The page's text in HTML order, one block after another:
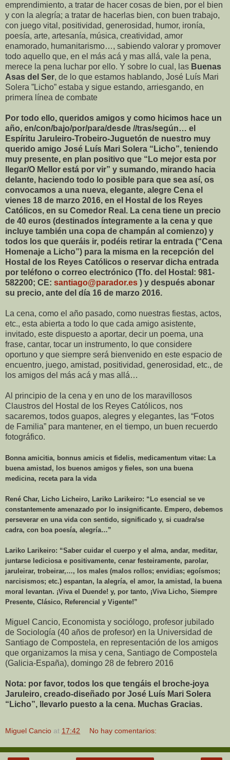
emprendimiento, a tratar de hacer cosas de bien, por el bien
y con la alegría; a tratar de hacerlas bien, con buen trabajo,
con juego vital, positividad, generosidad, humor, ironía,
poesía, arte, artesanía, música, creatividad, amor
enamorado, humanitarismo…, sabiendo valorar y promover
todo aquello que, en el más acá y mas allá, vale la pena,
merece la pena luchar por ello. Y sobre lo cual, las Buenas
Asas del Ser, de lo que estamos hablando, José Luís Mari
Solera ”Licho” estaba y sigue estando, arriesgando, en
primera línea de combate
Por todo ello, queridos amigos y como hicimos hace un
año, en/con/bajo/por/para/desde //tras/según… el
Espíritu Jaruleiro-Trobeiro-Juguetón de nuestro muy
querido amigo José Luís Mari Solera “Licho”, teniendo
muy presente, en plan positivo que “Lo mejor esta por
llegar/O Mellor está por vir” y sumando, mirando hacia
delante, haciendo todo lo posible para que sea así, os
convocamos a una nueva, elegante, alegre Cena el
vienes 18 de marzo 2016, en el Hostal de los Reyes
Católicos, en su Comedor Real. La cena tiene un precio
de 40 euros (destinados íntegramente a la cena y que
incluye también una copa de champán al comienzo) y
todos los que queráis ir, podéis retirar la entrada (“Cena
Homenaje a Licho”) para la misma en la recepción del
Hostal de los Reyes Católicos o reservar dicha entrada
por teléfono o correo electrónico (Tfo. del Hostal: 981-
582200; CE: santiago@parador.es ) y después abonar
su precio, ante del día 16 de marzo 2016.
La cena, como el año pasado, como nuestras fiestas, actos,
etc., esta abierta a todo lo que cada amigo asistente,
invitado, este dispuesto a aportar, decir un poema, una
frase, cantar, tocar un instrumento, lo que considere
oportuno y que siempre será bienvenido en este espacio de
encuentro, juego, amistad, positividad, generosidad, etc., de
los amigos del más acá y mas allá…
Al principio de la cena y en uno de los maravillosos
Claustros del Hostal de los Reyes Católicos, nos
sacaremos, todos guapos, alegres y elegantes, las “Fotos
de Familia” para mantener, en el tiempo, un buen recuerdo
fotográfico.
Bonna amicitia, bonnus amicis et fidelis, medicamentum vitae: La
buena amistad, los buenos amigos y fieles, son una buena
medicina, receta para la vida
René Char, Licho Licheiro, Lariko Larikeiro: “Lo esencial se ve
constantemente amenazado por lo insignificante. Empero, debemos
perseverar en una vida con sentido, significado y, si cuadra/se
cadra, con boa poesía, alegría…”
Lariko Larikeiro: “Saber cuidar el cuerpo y el alma, andar, meditar,
juntarse lediciosa e positivamente, cenar festeiramente, parolar,
jaruleirar, trobeirar,…, los males (malos rollos; envidias; egoísmos;
narcisismos; etc.) espantan, la alegría, el amor, la amistad, la buena
moral levantan. ¡Viva el Duende! y, por tanto, ¡Viva Licho, Siempre
Presente, Clásico, Referencial y Vigente!”
Miguel Cancio, Economista y sociólogo, profesor jubilado
de Sociología (40 años de profesor) en la Universidad de
Santiago de Compostela, en representación de los amigos
que organizamos la misa y cena, Santiago de Compostela
(Galicia-España), domingo 28 de febrero 2016
Nota: por favor, todos los que tengáis el broche-joya
Jaruleiro, creado-diseñado por José Luís Mari Solera
“Licho”, llevarlo puesto a la cena. Muchas Gracias.
Miguel Cancio at 17:42 No hay comentarios: